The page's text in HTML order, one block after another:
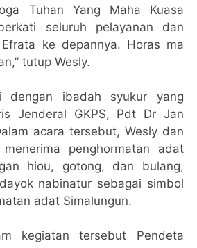
Tuhan Yang Maha Kuasa
seluruh pelayanan dan
Efrata ke depannya. Horas ma
tutup Wesly.
dengan ibadah syukur yang
Jenderal GKPS, Pdt Dr Jan
acara tersebut, Wesly dan
penghormatan adat
hiou, gotong, dan bulang,
nabinatur sebagai simbol
adat Simalungun.
kegiatan tersebut Pendeta